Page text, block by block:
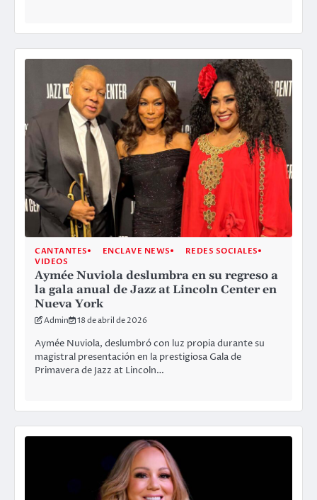
CANTANTES ENCLAVE NEWS
REDES SOCIALES
VIDEOS
Aymée Nuviola deslumbra en su regreso a
la gala anual de Jazz at Lincoln Center en
Nueva York
Admin 18 de abril de 2026
Aymée Nuviola, deslumbró con luz propia durante su
magistral presentación en la prestigiosa Gala de
Primavera de Jazz at Lincoln…